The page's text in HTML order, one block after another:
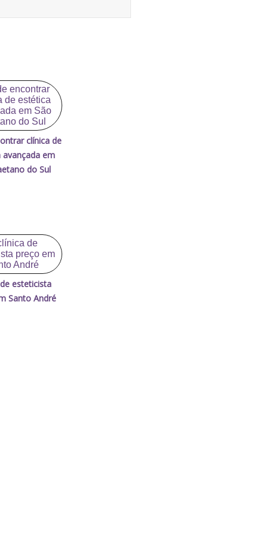
clínica de
avançada em
do Sul
esteticista
Santo André